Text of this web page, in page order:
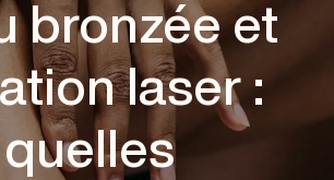
bronzée et
laser :
quelles